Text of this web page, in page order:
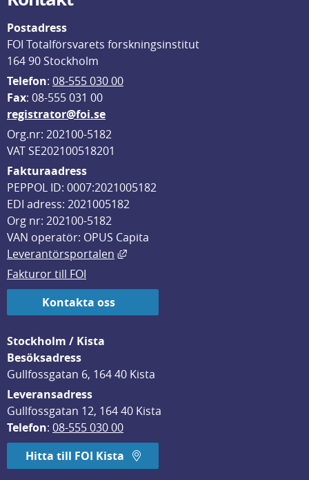
Postadress
FOI Totalförsvarets forskningsinstitut
164 90 Stockholm
Telefon: 08-555 030 00
Fax: 08-555 031 00
registrator@foi.se
Org.nr: 202100-5182
VAT SE202100518201
Fakturaadress
PEPPOL ID: 0007:2021005182
EDI adress: 2021005182
Org nr: 202100-5182
VAN operatör: OPUS Capita
Leverantörsportalen
Länk till annan webbplats, öppnas
Fakturor till FOI
Kontakta oss
Stockholm / Kista
Besöksadress
Gullfossgatan 6, 164 40 Kista
Leveransadress
Gullfossgatan 12, 164 40 Kista
Telefon: 08-555 030 00
Hitta till FOI Kista